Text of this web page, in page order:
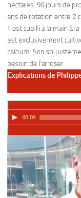
hectares. 90 jours de
ans de rotation entre 2
Il est cueilli à la main à
est exclusivement
calcium. Son sol
besoin de l’arroser.
Explications de
00:00